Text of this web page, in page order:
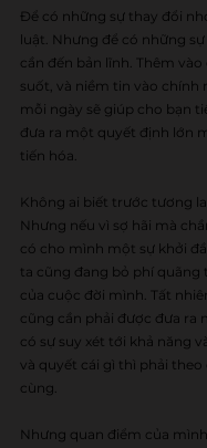
Để có những sự thay đổi
luật. Nhưng để có những
cần đến bản lĩnh. Thêm vào
suốt, và niềm tin vào chính
mỗi ngày sẽ giúp cho bạn
đưa ra một quyết định lớn
tiến hóa.
Không ai biết trước tương
Nhưng nếu vì sợ hãi mà
có cho mình một sự khởi
ta cũng đang bỏ phí quãng
của cuộc đời mình. Tất
cũng cần phải được đưa ra
có sự suy xét tới khả năng
và quyết cái gì thì phải
cùng.
Nhưng quan điểm của